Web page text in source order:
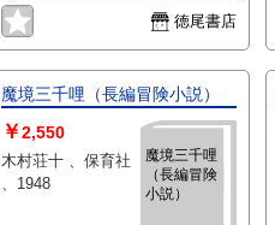
徳尾書店
魔境三千哩（長編冒険小説）
魔境三千哩
（長編冒険
小説）
￥2,550
木村荘十 、保育社
、1948